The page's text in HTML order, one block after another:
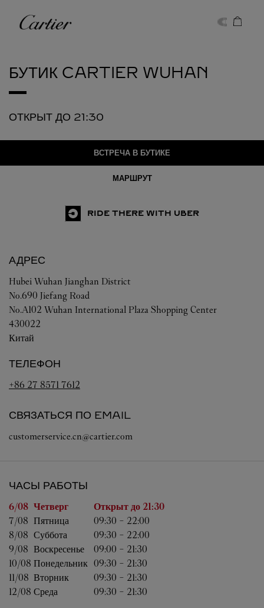
Cartier
БУТИК CARTIER WUHAN
ОТКРЫТ ДО 21:30
ВСТРЕЧА В БУТИКЕ
МАРШРУТ
RIDE THERE WITH UBER
АДРЕС
Hubei Wuhan Jianghan District
No.690 Jiefang Road
No.A102 Wuhan International Plaza Shopping Center
430022
Китай
ТЕЛЕФОН
+86 27 8571 7612
СВЯЗАТЬСЯ ПО EMAIL
customerservice.cn@cartier.com
ЧАСЫ РАБОТЫ
День неделиЧасы работы
6/08 Четверг Открыт до 21:30
7/08 Пятница 09:30 - 22:00
8/08 Суббота 09:30 - 22:00
9/08 Воскресенье 09:00 - 21:30
10/08 Понедельник 09:30 - 21:30
11/08 Вторник 09:30 - 21:30
12/08 Среда 09:30 - 21:30